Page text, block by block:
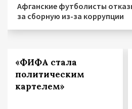
Афганские футболисты
за сборную из-за коррупции
«ФИФА стала
политическим
картелем»